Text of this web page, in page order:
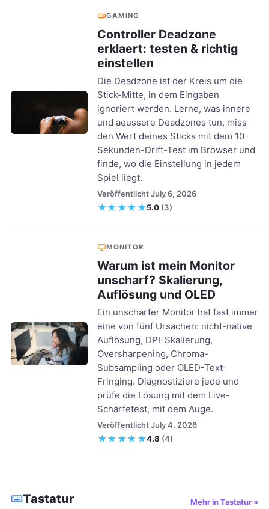
GAMING
Controller Deadzone
erklaert: testen & richtig
einstellen
Die Deadzone ist der Kreis um die
Stick-Mitte, in dem Eingaben
ignoriert werden. Lerne, was innere
und aeussere Deadzones tun, miss
den Wert deines Sticks mit dem 10-
Sekunden-Drift-Test im Browser und
finde, wo die Einstellung in jedem
Spiel liegt.
Veröffentlicht July 6, 2026
★★★★★5.0 (3)
MONITOR
Warum ist mein Monitor
unscharf? Skalierung,
Auflösung und OLED
Ein unscharfer Monitor hat fast immer
eine von fünf Ursachen: nicht-native
Auflösung, DPI-Skalierung,
Oversharpening, Chroma-
Subsampling oder OLED-Text-
Fringing. Diagnostiziere jede und
prüfe die Lösung mit dem Live-
Schärfetest, mit dem Auge.
Veröffentlicht July 4, 2026
★★★★★4.8 (4)
Tastatur Mehr in Tastatur »